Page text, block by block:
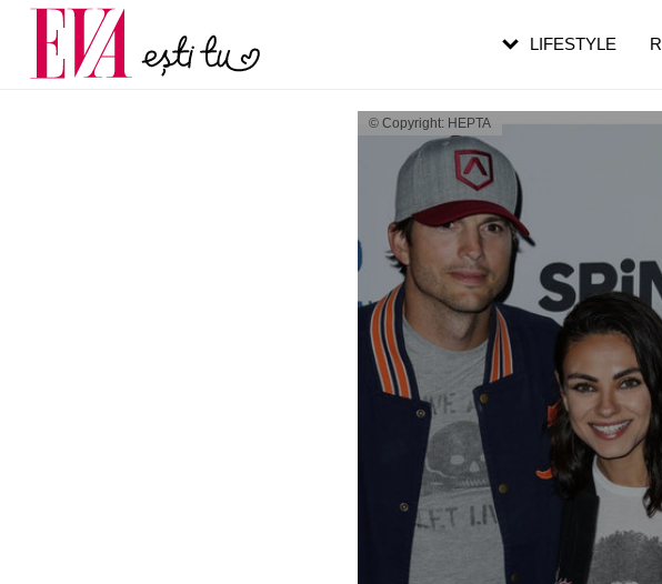
© Copyright: HEPTA
LIFESTYLE
Carieră
Actualitate
pe măsură ce înaintezi în vârstă